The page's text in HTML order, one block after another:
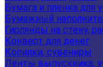
Бумага и пленка для
Бумажный
Гирлянды на стену,
Конверт для денег
Копилки, сувениры
Ленты выпускника,